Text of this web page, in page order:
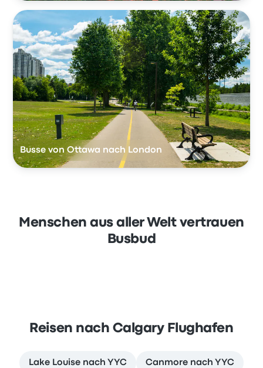
Busse von Ottawa nach London
Menschen aus aller Welt vertrauen
Busbud
Reisen nach Calgary Flughafen
Lake Louise nach YYC Canmore nach YYC